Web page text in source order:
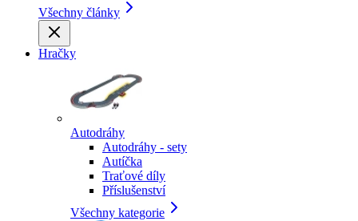
Všechny články
Hračky
Autodráhy
Autodráhy - sety
Autíčka
Traťové díly
Příslušenství
Všechny kategorie